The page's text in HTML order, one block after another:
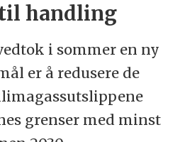
handling
i sommer en ny
er å redusere de
grenser med minst